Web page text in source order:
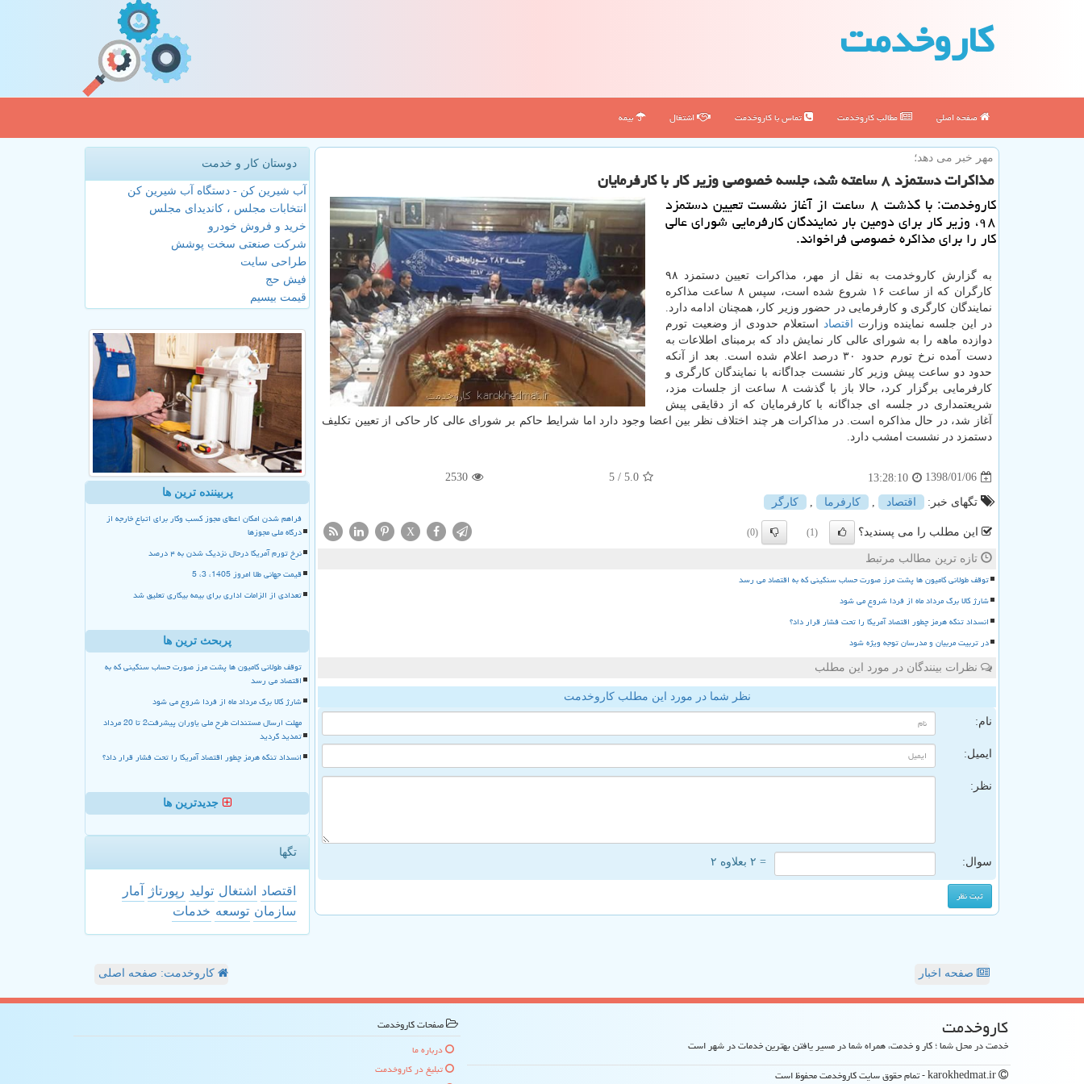
كاروخدمت
صفحه اصلی مطالب كاروخدمت تماس با كاروخدمت اشتغال بیمه
مهر خبر می دهد؛
مذاكرات دستمزد ۸ ساعته شد، جلسه خصوصی وزیر كار با كارفرمایان
كاروخدمت: با گذشت ۸ ساعت از آغاز نشست تعیین دستمزد
۹۸، وزیر كار برای دومین بار نمایندگان كارفرمایی شورای عالی
كار را برای مذاكره خصوصی فراخواند.
به گزارش كاروخدمت به نقل از مهر، مذاكرات تعیین دستمزد ۹۸
كارگران كه از ساعت ۱۶ شروع شده است، سپس ۸ ساعت مذاكره
نمایندگان كارگری و كارفرمایی در حضور وزیر كار، همچنان ادامه دارد.
در این جلسه نماینده وزارت
اقتصاد استعلام حدودی از وضعیت تورم
دوازده ماهه را به شورای عالی كار نمایش داد كه برمبنای اطلاعات به
دست آمده نرخ تورم حدود ۳۰ درصد اعلام شده است. بعد از آنكه
حدود دو ساعت پیش وزیر كار نشست جداگانه با نمایندگان كارگری و
كارفرمایی برگزار كرد، حالا باز با گذشت ۸ ساعت از جلسات مزد،
شریعتمداری در جلسه ای جداگانه با كارفرمایان كه از دقایقی پیش
آغاز شد، در حال مذاكره است. در مذاكرات هر چند اختلاف نظر بین اعضا وجود دارد اما شرایط حاكم بر شورای عالی كار حاكی از تعیین تكلیف
دستمزد در نشست امشب دارد.
1398/01/06
13:28:10
5.0
/ 5
2530
تگهای خبر: اقتصاد كارفرما كارگر
این مطلب را می پسندید؟ (1)
(0)
X
تازه ترین مطالب مرتبط
توقف طولانی کامیون ها پشت مرز صورت حساب سنگینی که به اقتصاد می رسد
شارژ کالا برگ مرداد ماه از فردا شروع می شود
انسداد تنگه هرمز چطور اقتصاد آمریکا را تحت فشار قرار داد؟
در تربیت مربیان و مدرسان توجه ویژه شود
نظرات بینندگان در مورد این مطلب
نظر شما در مورد این مطلب کاروخدمت
نام:
ایمیل:
نظر:
سوال: = ۲ بعلاوه ۲
دوستان کار و خدمت
آب شیرین کن - دستگاه آب شیرین کن
انتخابات مجلس ، کاندیدای مجلس
خرید و فروش خودرو
شرکت صنعتی سخت پوشش
طراحی سایت
فیش حج
قیمت بیسیم
پربیننده ترین ها
فراهم شدن امکان اعطای مجوز کسب وکار برای اتباع خارجه از
درگاه ملی مجوزها
نرخ تورم آمریکا درحال نزدیک شدن به ۴ درصد
قیمت جهانی طلا امروز 1405، 3، 5
تعدادی از الزامات اداری برای بیمه بیکاری تعلیق شد
پربحث ترین ها
توقف طولانی کامیون ها پشت مرز صورت حساب سنگینی که به
اقتصاد می رسد
شارژ کالا برگ مرداد ماه از فردا شروع می شود
مهلت ارسال مستندات طرح ملی یاوران پیشرفت2 تا 20 مرداد
تمدید گردید
انسداد تنگه هرمز چطور اقتصاد آمریکا را تحت فشار قرار داد؟
جدیدترین ها
تگها
اقتصاد اشتغال تولید رپورتاژ
آمار
سازمان توسعه خدمات
صفحه اخبار کاروخدمت: صفحه اصلی
كاروخدمت
خدمت در محل شما ؛ کار و خدمت، همراه شما در مسیر یافتن بهترین خدمات در شهر است
صفحات كاروخدمت
درباره ما
تبلیغ در كاروخدمت